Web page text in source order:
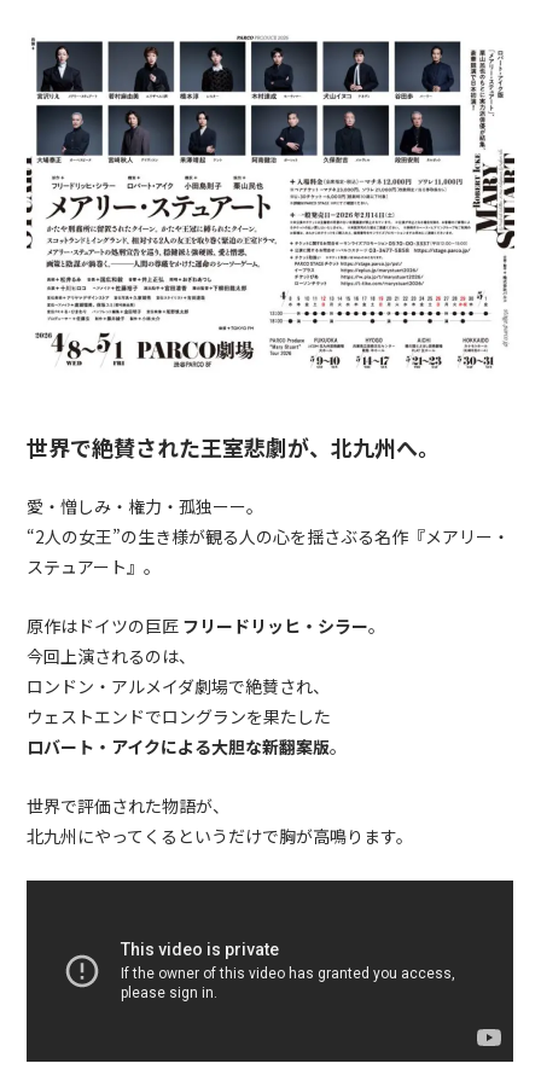
世界で絶賛された王室悲劇が、北九州へ。
愛・憎しみ・権力・孤独ーー。
“2人の女王”の生き様が観る人の心を揺さぶる名作『メアリー・
ステュアート』。
原作はドイツの巨匠 フリードリッヒ・シラー。
今回上演されるのは、
ロンドン・アルメイダ劇場で絶賛され、
ウェストエンドでロングランを果たした
ロバート・アイクによる大胆な新翻案版。
世界で評価された物語が、
北九州にやってくるというだけで胸が高鳴ります。